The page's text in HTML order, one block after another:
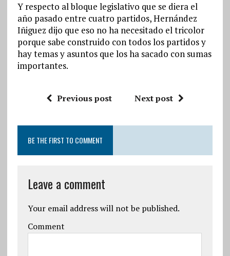
Y respecto al bloque legislativo que se diera el
año pasado entre cuatro partidos, Hernández
Iñiguez dijo que eso no ha necesitado el tricolor
porque sabe construido con todos los partidos y
hay temas y asuntos que los ha sacado con sumas
importantes.
Previous post Next post
BE THE FIRST TO COMMENT
Leave a comment
Your email address will not be published.
Comment